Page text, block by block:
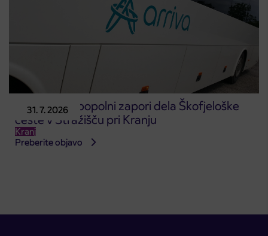
31. 7. 2026
Obvestilo o popolni zapori dela Škofjeloške
ceste v Stražišču pri Kranju
Kranj
Preberite objavo